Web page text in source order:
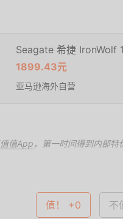
Seagate 希捷 IronWolf
1899.43元
亚马逊海外自营
值App ，第一时间得到内部特
值！ +0 不